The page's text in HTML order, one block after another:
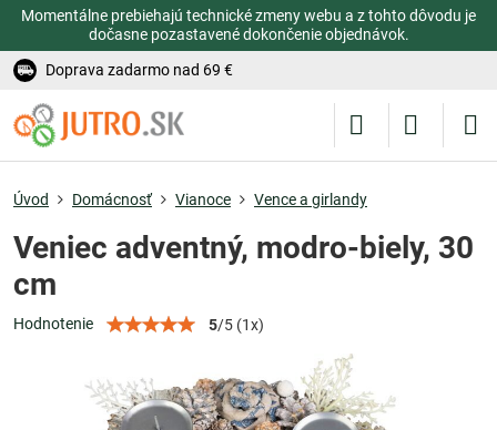
Momentálne prebiehajú technické zmeny webu a z tohto dôvodu je
dočasne pozastavené dokončenie objednávok.
Doprava zadarmo nad 69 €
Úvod Domácnosť Vianoce Vence a girlandy
Veniec adventný, modro-biely, 30
cm
Hodnotenie 5/5 (1x)